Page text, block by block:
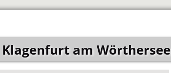
am Wörthersee